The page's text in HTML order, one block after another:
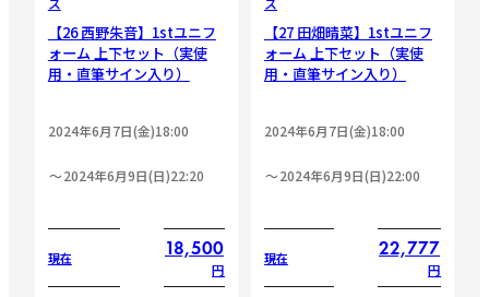
【26 西野朱音】1stユニフ
ォーム 上下セット（実使
用・直筆サイン入り）
2024年6月7日(金)18:00
2024年6月9日(日)22:20
現在 18,500
円
【27 田畑晴菜】1stユニフ
ォーム 上下セット（実使
用・直筆サイン入り）
2024年6月7日(金)18:00
2024年6月9日(日)22:00
現在 22,777
円